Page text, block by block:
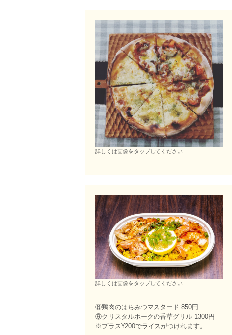
詳しくは画像をタップしてください
詳しくは画像をタップしてください
⑧鶏肉のはちみつマスタード 850円
⑨クリスタルポークの香草グリル 1300円
※プラス¥200でライスがつけれます。